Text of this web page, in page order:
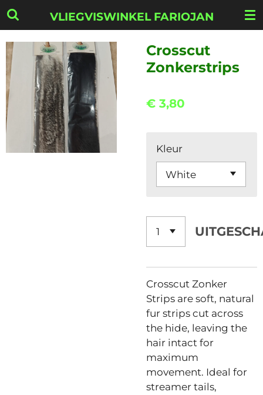
Ga
direct
naar
de
hoofdinhoud
VLIEGVISWINKEL FARIOJAN
Crosscut
Zonkerstrips
€ 3,80
Kleur
Crosscut Zonker
Strips are soft, natural
fur strips cut across
the hide, leaving the
hair intact for
maximum
movement. Ideal for
streamer tails,